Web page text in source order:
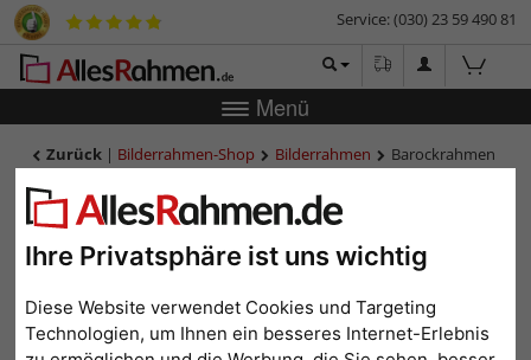
Ihre Privatsphäre ist uns wichtig
Diese Website verwendet Cookies und Targeting
Technologien, um Ihnen ein besseres Internet-Erlebnis
Service: (030) 23 59 490 81
Menü
Zurück | Bilderrahmen-Shop Bilderrahmen
Barockrahmen
Barockrahmen MAREIS 8,5